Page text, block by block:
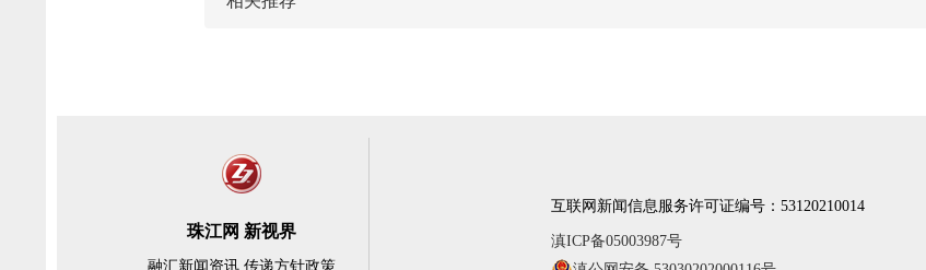
珠江网 新视界
融汇新闻资讯 传递方针政策
互联网新闻信息服务许可证编号：53120210014
滇ICP备05003987号